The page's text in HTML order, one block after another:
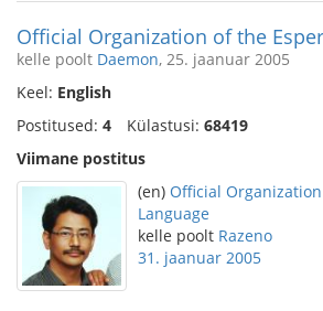
Official Organization of the
kelle poolt Daemon, 25. jaanuar 2005
Keel: English
Postitused: 4 Külastusi: 68419
Viimane postitus
(en) Official
Language
kelle poolt Razeno
31. jaanuar 2005